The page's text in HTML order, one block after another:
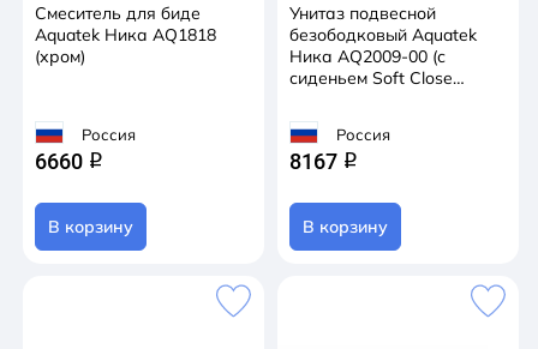
Смеситель для биде
Aquatek Ника AQ1818
(хром)
Россия
6660 q
В корзину
Унитаз подвесной
безободковый Aquatek
Ника AQ2009-00 (с
сиденьем Soft Close
Россия
8167 q
В корзину